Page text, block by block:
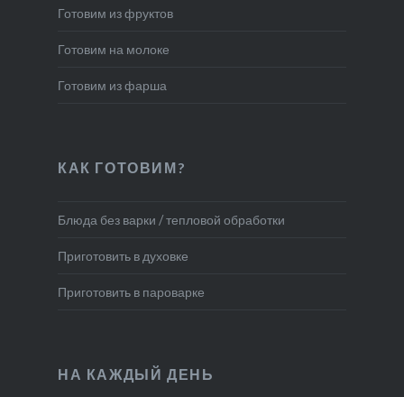
Готовим из фруктов
Готовим на молоке
Готовим из фарша
КАК ГОТОВИМ?
Блюда без варки / тепловой обработки
Приготовить в духовке
Приготовить в пароварке
НА КАЖДЫЙ ДЕНЬ